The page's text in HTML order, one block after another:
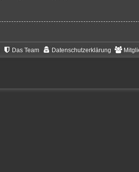
Datenschutzerklärung
Das Team